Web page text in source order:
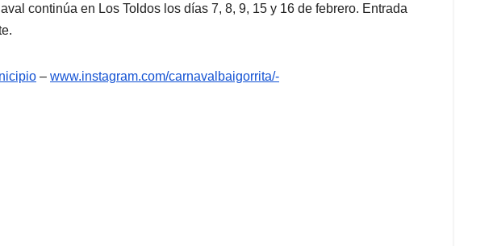
continúa en Los Toldos los días 7, 8, 9, 15 y 16 de febrero. Entrada
– www.instagram.com/carnavalbaigorrita/-